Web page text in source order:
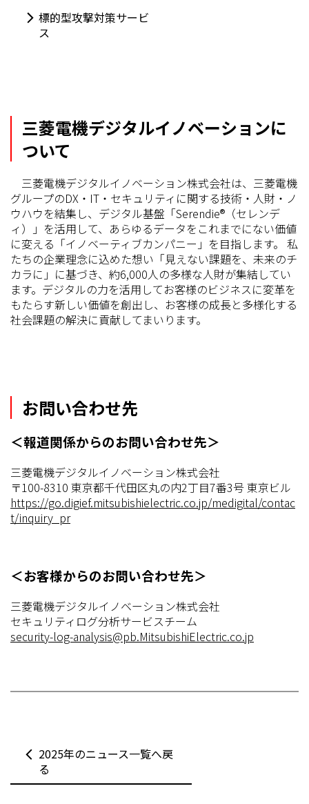
標的型攻撃対策サービ
ス
三菱電機デジタルイノベーションに
ついて
三菱電機デジタルイノベーション株式会社は、三菱電機
グループのDX・IT・セキュリティに関する技術・人財・ノ
ウハウを結集し、デジタル基盤「Serendie®（セレンデ
ィ）」を活用して、あらゆるデータをこれまでにない価値
に変える「イノベーティブカンパニー」を目指します。 私
たちの企業理念に込めた想い「見えない課題を、未来のチ
カラに」に基づき、約6,000人の多様な人財が集結してい
ます。デジタルの力を活用してお客様のビジネスに変革を
もたらす新しい価値を創出し、お客様の成長と多様化する
社会課題の解決に貢献してまいります。
お問い合わせ先
＜報道関係からのお問い合わせ先＞
三菱電機デジタルイノベーション株式会社
〒100-8310 東京都千代田区丸の内2丁目7番3号 東京ビル
https://go.digief.mitsubishielectric.co.jp/medigital/contac
t/inquiry_pr
＜お客様からのお問い合わせ先＞
三菱電機デジタルイノベーション株式会社
セキュリティログ分析サービスチーム
security-log-analysis@pb.MitsubishiElectric.co.jp
2025年のニュース一覧へ戻
る